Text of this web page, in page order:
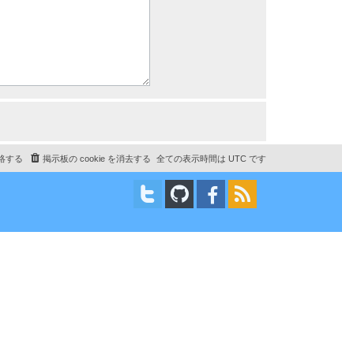
全ての表示時間は UTC です
掲示板の cookie を消去する
する